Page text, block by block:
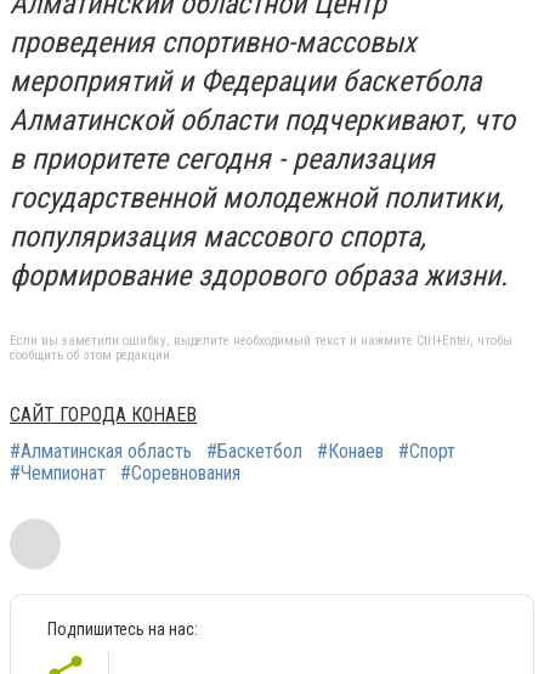
проведения спортивно-массовых
мероприятий и Федерации баскетбола
Алматинской области подчеркивают, что
в приоритете сегодня - реализация
государственной молодежной политики,
популяризация массового спорта,
формирование здорового образа жизни.
Если вы заметили ошибку, выделите необходимый текст и нажмите Ctrl+Enter, чтобы
сообщить об этом редакции
САЙТ ГОРОДА КОНАЕВ
#Алматинская область
#Баскетбол #Конаев
#Спорт
#Чемпионат
#Соревнования
Подпишитесь на нас: